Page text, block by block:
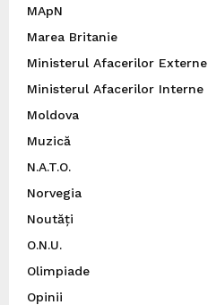
MApN
Marea Britanie
Ministerul Afacerilor Externe
Ministerul Afacerilor Interne
Moldova
Muzică
N.A.T.O.
Norvegia
Noutăți
O.N.U.
Olimpiade
Opinii